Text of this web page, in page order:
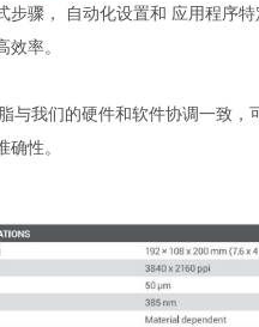
步骤， 自动化设置和 应用程序
效率。
与我们的硬件和软件协调一致，
性。